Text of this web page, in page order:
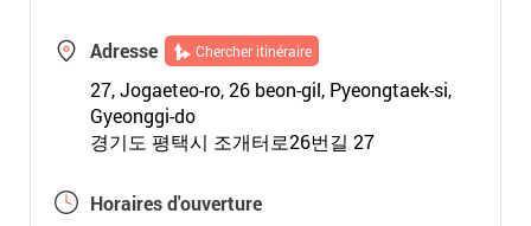
Adresse Chercher itinéraire
27, Jogaeteo-ro, 26 beon-gil, Pyeongtaek-si,
Gyeonggi-do
경기도 평택시 조개터로26번길 27
Horaires d'ouverture